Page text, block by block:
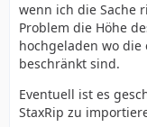
wenn ich die Sache
Problem die Höhe
hochgeladen wo die
beschränkt sind.
Eventuell ist es
StaxRip zu